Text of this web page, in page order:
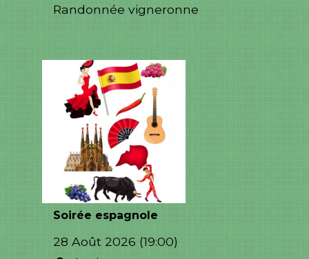
Randonnée vigneronne
Soirée espagnole
28 Août 2026 (19:00)